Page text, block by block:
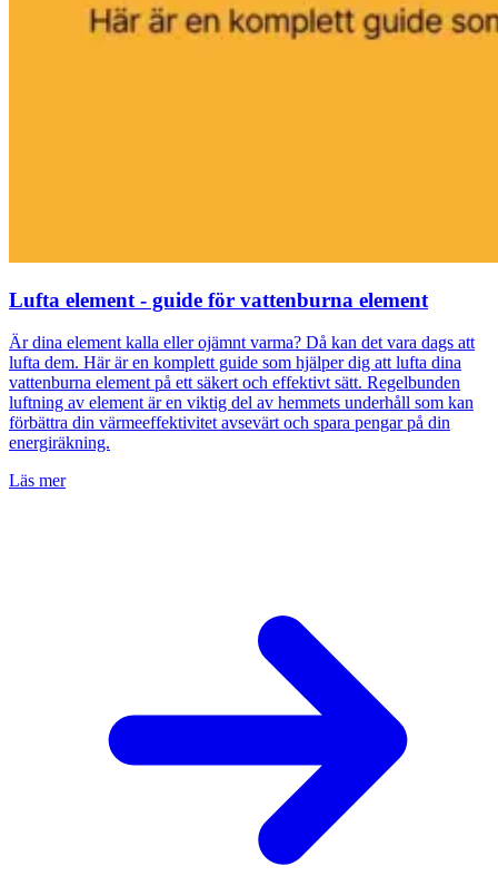
Lufta element - guide för vattenburna element
Är dina element kalla eller ojämnt varma? Då kan det vara dags att
lufta dem. Här är en komplett guide som hjälper dig att lufta dina
vattenburna element på ett säkert och effektivt sätt. Regelbunden
luftning av element är en viktig del av hemmets underhåll som kan
förbättra din värmeeffektivitet avsevärt och spara pengar på din
energiräkning.
Läs mer